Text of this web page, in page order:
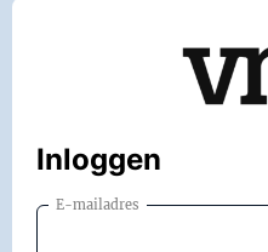
Inloggen
E-mailadres